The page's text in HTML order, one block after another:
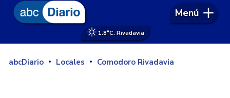
1.8°C. Rivadavia
Menú
abcDiario Locales Comodoro Rivadavia